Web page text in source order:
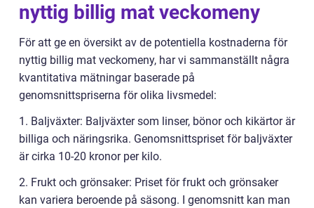
nyttig billig mat veckomeny
För att ge en översikt av de potentiella kostnaderna för
nyttig billig mat veckomeny, har vi sammanställt några
kvantitativa mätningar baserade på
genomsnittspriserna för olika livsmedel:
1. Baljväxter: Baljväxter som linser, bönor och kikärtor är
billiga och näringsrika. Genomsnittspriset för baljväxter
är cirka 10-20 kronor per kilo.
2. Frukt och grönsaker: Priset för frukt och grönsaker
kan variera beroende på säsong. I genomsnitt kan man